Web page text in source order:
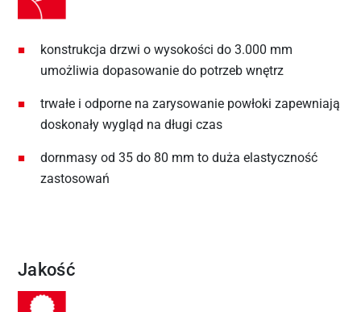
konstrukcja drzwi o wysokości do 3.000 mm
umożliwia dopasowanie do potrzeb wnętrz
trwałe i odporne na zarysowanie powłoki zapewniają
doskonały wygląd na długi czas
dornmasy od 35 do 80 mm to duża elastyczność
zastosowań
Jakość